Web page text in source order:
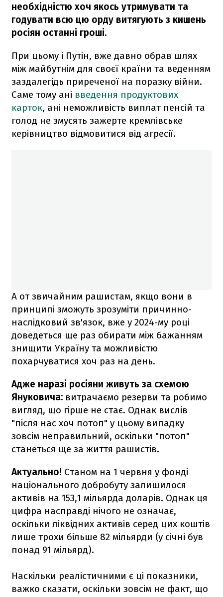
необхідністю хоч якось утримувати та
годувати всю цю орду витягують з кишень
росіян останні гроші.
При цьому і Путін, вже давно обрав шлях
між майбутнім для своєї країни та веденням
заздалегідь приреченої на поразку війни.
Саме тому ані введення продуктових
карток, ані неможливість виплат пенсій та
голод не змусять зажерте кремлівське
керівництво відмовитися від агресії.
А от звичайним рашистам, якщо вони в
принципі зможуть зрозуміти причинно-
наслідковий зв'язок, вже у 2024-му році
доведеться ще раз обирати між бажанням
знищити Україну та можливістю
похарчуватися хоч раз на день.
Адже наразі росіяни живуть за схемою
Януковича: витрачаємо резерви та робимо
вигляд, що гірше не стає. Однак вислів
"після нас хоч потоп" у цьому випадку
зовсім неправильний, оскільки "потоп"
станеться ще за життя рашистів.
Актуально! Станом на 1 червня у фонді
національного добробуту залишилося
активів на 153,1 мільярда доларів. Однак ця
цифра насправді нічого не означає,
оскільки ліквідних активів серед цих коштів
лише трохи більше 82 мільярди (у січні був
понад 91 мільярд).
Наскільки реалістичними є ці показники,
важко сказати, оскільки зовсім не факт, що